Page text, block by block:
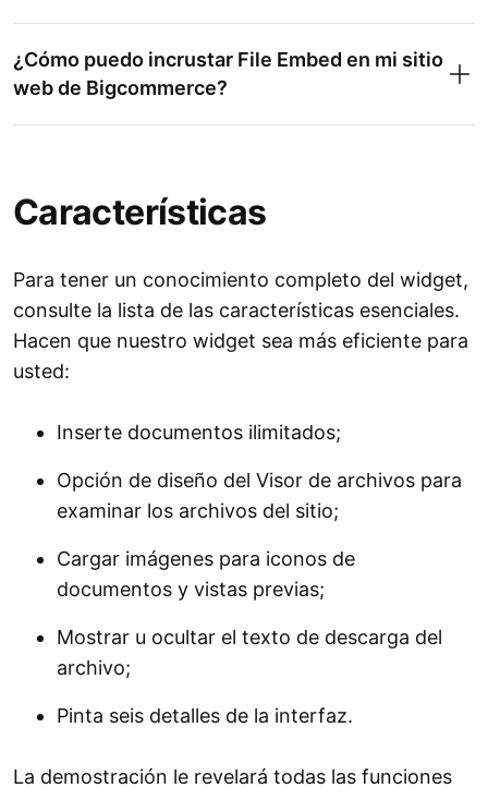
¿Cómo puedo incrustar File Embed en mi sitio
web de Bigcommerce?
Características
Para tener un conocimiento completo del widget,
consulte la lista de las características esenciales.
Hacen que nuestro widget sea más eficiente para
usted:
Inserte documentos ilimitados;
Opción de diseño del Visor de archivos para
examinar los archivos del sitio;
Cargar imágenes para iconos de
documentos y vistas previas;
Mostrar u ocultar el texto de descarga del
archivo;
Pinta seis detalles de la interfaz.
La demostración le revelará todas las funciones